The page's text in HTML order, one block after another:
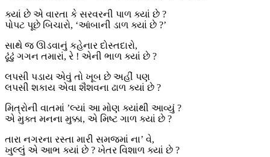
ક્યાં છે એ વારતા કે સરવરની પાળ ક્યાં છે ?
પોપટ પૂછે બિચારો, ‘આંબાની ડાળ ક્યાં છે ?’
સાથે જ ઊડવાનું કહેનાર દોસ્તદારો,
ઢૂંઢું ગગન તમારાં, રે ! એની ભાળ ક્યાં છે ?
લપસી પડાય એવું તો ખૂબ છે અહીં પણ
લપસી શકાય એવા શૈશવના ઢાળ ક્યાં છે ?
મિત્રોની વાતમાં ’લ્યાં આ મોણ ક્યાંથી આવ્યું ?
એ મુક્ત મનના મુક્કા, એ મિષ્ટ ગાળ ક્યાં છે ?
તારા નગરના રસ્તા મારી સમજમાં ના’ વે,
ખુલ્લું એ આભ ક્યાં છે ? ખેતર વિશાળ ક્યાં છે ?